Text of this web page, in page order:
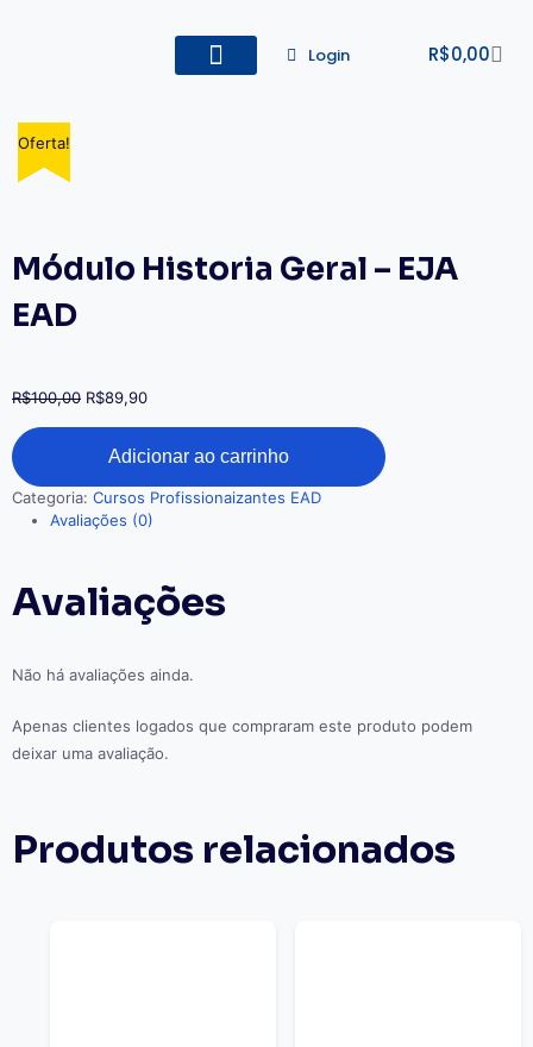
Login R$0,00
Oferta!
Módulo Historia Geral – EJA
EAD
R$100,00 R$89,90
Adicionar ao carrinho
Categoria: Cursos Profissionaizantes EAD
Avaliações (0)
Avaliações
Não há avaliações ainda.
Apenas clientes logados que compraram este produto podem
deixar uma avaliação.
Produtos relacionados
Oferta!
Oferta!
Oferta!